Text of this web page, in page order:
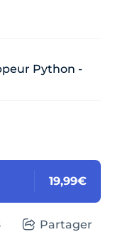
Python -
19,99€
Partager